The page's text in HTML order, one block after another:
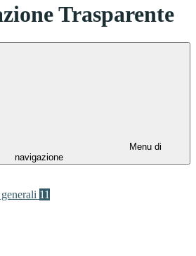
Trasparente
Menu di
navigazione
11